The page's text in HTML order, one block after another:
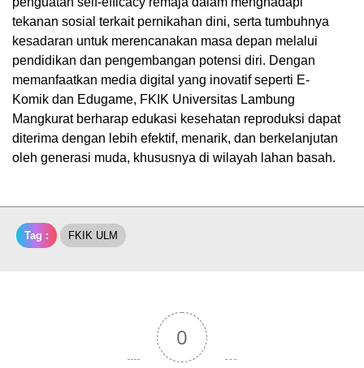
tekanan sosial terkait pernikahan dini, serta tumbuhnya
kesadaran untuk merencanakan masa depan melalui
pendidikan dan pengembangan potensi diri. Dengan
memanfaatkan media digital yang inovatif seperti E-
Komik dan Edugame, FKIK Universitas Lambung
Mangkurat berharap edukasi kesehatan reproduksi dapat
diterima dengan lebih efektif, menarik, dan berkelanjutan
oleh generasi muda, khususnya di wilayah lahan basah.
Tag : FKIK ULM
0